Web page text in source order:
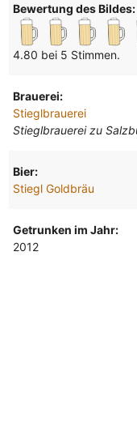
Bewertung des Bildes:
4.80 bei 5 Stimmen.
Brauerei:
Stieglbrauerei
Stieglbrauerei zu
Bier:
Stiegl Goldbräu
Getrunken im Jahr:
2012